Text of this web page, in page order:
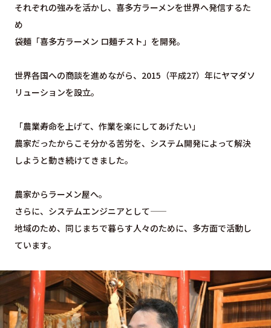
それぞれの強みを活かし、喜多方ラーメンを世界へ発信するた
め
袋麺「喜多方ラーメン ロ麺チスト」を開発。
世界各国への商談を進めながら、2015（平成27）年にヤマダソ
リューションを設立。
「農業寿命を上げて、作業を楽にしてあげたい」
農家だったからこそ分かる苦労を、システム開発によって解決
しようと動き続けてきました。
農家からラーメン屋へ。
さらに、システムエンジニアとして――
地域のため、同じまちで暮らす人々のために、多方面で活動し
ています。